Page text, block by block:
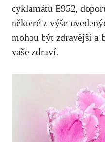
cyklamátu E952,
některé z výše
mohou být zdravější a
vaše zdraví.